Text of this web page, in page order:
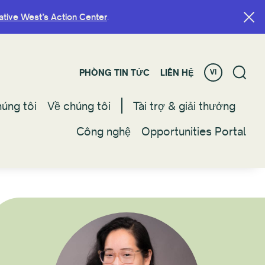
West’s Action Center.
PHÒNG TIN TỨC LIÊN HỆ VI
tôi Về chúng tôi
Tài trợ & giải thưởng
Công nghệ
Opportunities Portal
West’s Action Center.
PHÒNG TIN TỨC LIÊN HỆ VI
tôi Về chúng tôi
Tài trợ & giải thưởng
Công nghệ
Opportunities Portal